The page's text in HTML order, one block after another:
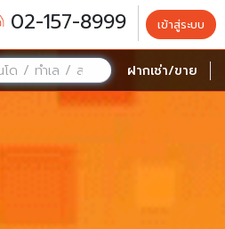
02-157-8999 เข้าสู่ระบบ
ฝากเช่า/ขาย